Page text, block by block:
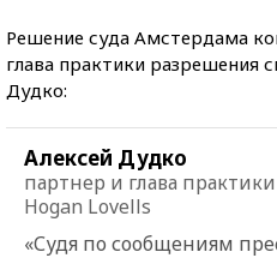
Решение суда Амстердама
глава практики разрешения
Дудко:
Алексей Дудко
партнер и глава
Hogan Lovells
«Судя по сообщениям